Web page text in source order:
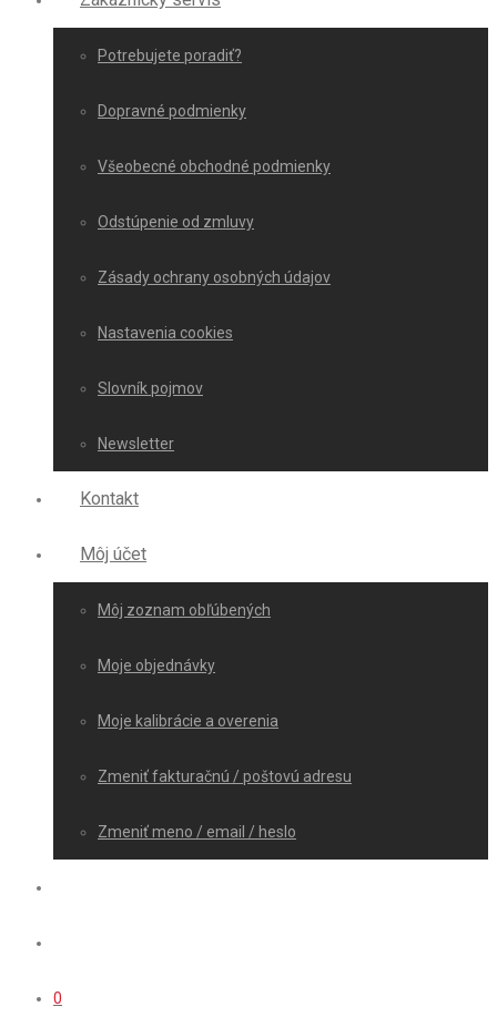
Potrebujete poradiť?
Dopravné podmienky
Všeobecné obchodné podmienky
Odstúpenie od zmluvy
Zásady ochrany osobných údajov
Nastavenia cookies
Slovník pojmov
Newsletter
Kontakt
Môj účet
Môj zoznam obľúbených
Moje objednávky
Moje kalibrácie a overenia
Zmeniť fakturačnú / poštovú adresu
Zmeniť meno / email / heslo
0